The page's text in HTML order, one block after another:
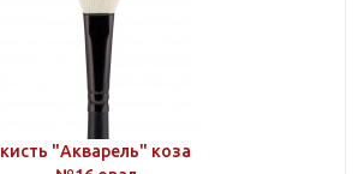
кисть "Акварель" коза